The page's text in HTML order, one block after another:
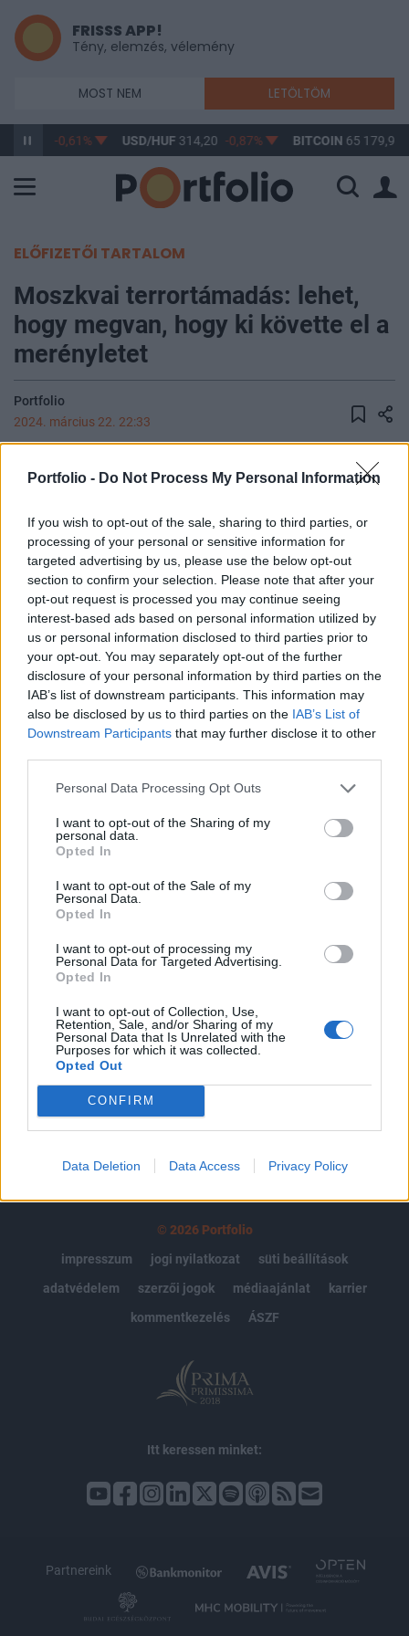
Portfolio - Do Not Process My Personal Information
If you wish to opt-out of the sale, sharing to third parties, or
processing of your personal or sensitive information for
targeted advertising by us, please use the below opt-out
section to confirm your selection. Please note that after your
opt-out request is processed you may continue seeing
interest-based ads based on personal information utilized by
us or personal information disclosed to third parties prior to
your opt-out. You may separately opt-out of the further
disclosure of your personal information by third parties on the
IAB’s list of downstream participants. This information may
also be disclosed by us to third parties on the IAB’s List of
Downstream Participants that may further disclose it to other
Personal Data Processing Opt Outs
I want to opt-out of the Sharing of my
personal data.
Opted In
I want to opt-out of the Sale of my
Personal Data.
Opted In
I want to opt-out of processing my
Personal Data for Targeted Advertising.
Opted In
I want to opt-out of Collection, Use,
Retention, Sale, and/or Sharing of my
Personal Data that Is Unrelated with the
Purposes for which it was collected.
Opted Out
CONFIRM
Data Deletion Data Access Privacy Policy
FRISSS APP!
Tény, elemzés, vélemény
MOST NEM LETÖLTÖM
363,17 -0,61% USD/HUF 314,20 -0,87% BITCOIN 65 179,95
ELŐFIZETŐI TARTALOM
Moszkvai terrortámadás: lehet,
hogy megvan, hogy ki követte el a
merényletet
Portfolio
2024. március 22. 22:33
Az Iszlám Állam vállalta magára a mai moszkvai
még nem erősítették meg, hogy valóban az
iszlamista radikális szervezet fegyveresei
gyilkoltak.
Közleményt adott ki az Iszlám Állam, melyben magukra
vállalták a moszkvai Crocus City ellen elkövetett
terrormerényletet. Az Iszlám Állam szerint az összes
elkövető el tudott menekülni. Az orosz hatóságok nem
erősítették meg, hogy valóban ők követték el a támadást, a
gyanúsítottakról továbbra sincs hivatalosan kiadott
információ. Helyszíni beszámolók alapján szakállas...
KEDVES OLVASÓNK!
A keresett cikk a portfolio.hu hírarchívumához
tartozik, melynek olvasása előfizetéses
Az előfizetés a következőket tartalmazza:
Kötéslisták: BÉT elmúlt 2 év napon belüli
kötéslistái
Előfizetés
MÁR ELŐFIZETŐNK VAGY?BEJELENTKEZÉS
© 2026 Portfolio
impresszum
jogi nyilatkozat
süti beállítások
adatvédelem
szerzői jogok médiaajánlat
karrier
kommentkezelés
ÁSZF
Itt keressen minket:
Partnereink